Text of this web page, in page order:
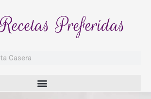
Preferidas